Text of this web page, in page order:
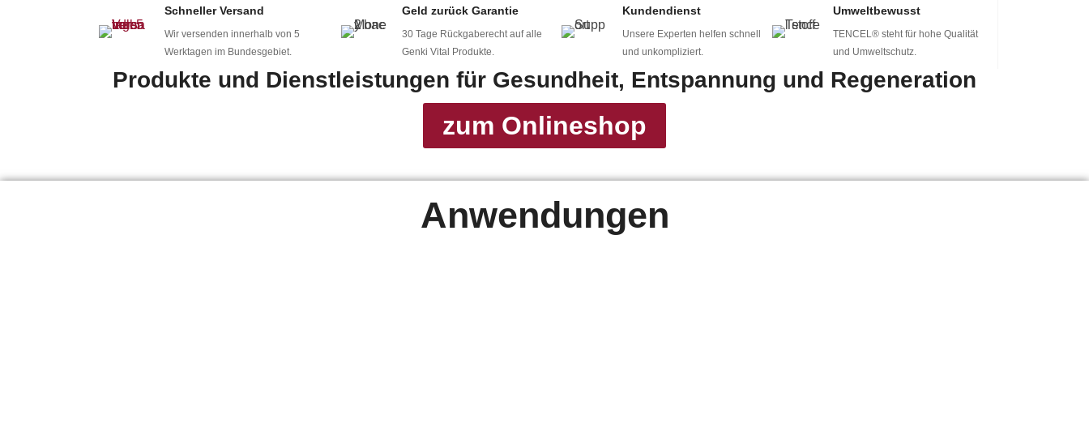
mehr erfahren
Erst ins Wasser. Dann in den Tag. – mit Wassertreten und
Wassergymnastik in Rostock und Warnemünde
Schneller Versand
Wir versenden innerhalb von 5
Werktagen im Bundesgebiet.
Geld zurück Garantie
30 Tage Rückgaberecht auf alle
Genki Vital Produkte.
Kundendienst
Unsere Experten helfen schnell
und unkompliziert.
Umweltbewusst
TENCEL® steht für hohe Qualität
und Umweltschutz.
Produkte und Dienstleistungen für Gesundheit, Entspannung und Regeneration
zum Onlineshop
Anwendungen